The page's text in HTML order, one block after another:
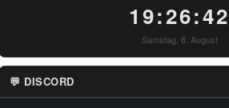
19:26:42
Samstag, 8. August
💬 DISCORD